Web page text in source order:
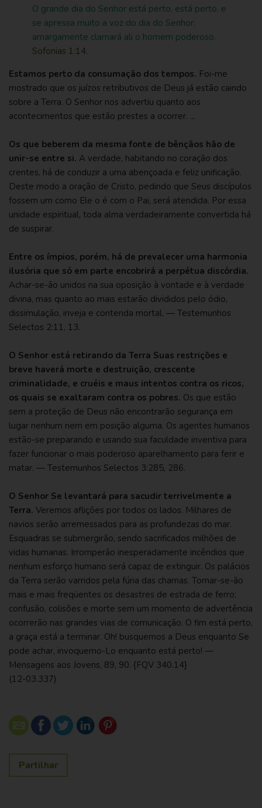
O grande dia do Senhor está perto, está perto, e
se apressa muito a voz do dia do Senhor;
amargamente clamará ali o homem poderoso.
Sofonias 1:14.
Estamos perto da consumação dos tempos. Foi-me
mostrado que os juízos retributivos de Deus já estão caindo
sobre a Terra. O Senhor nos advertiu quanto aos
acontecimentos que estão prestes a ocorrer. ...
Os que beberem da mesma fonte de bênçãos hão de
unir-se entre si. A verdade, habitando no coração dos
crentes, há de conduzir a uma abençoada e feliz unificação.
Deste modo a oração de Cristo, pedindo que Seus discípulos
fossem um como Ele o é com o Pai, será atendida. Por essa
unidade espiritual, toda alma verdadeiramente convertida há
de suspirar.
Entre os ímpios, porém, há de prevalecer uma harmonia
ilusória que só em parte encobrirá a perpétua discórdia.
Achar-se-ão unidos na sua oposição à vontade e à verdade
divina, mas quanto ao mais estarão divididos pelo ódio,
dissimulação, inveja e contenda mortal. — Testemunhos
Selectos 2:11, 13.
O Senhor está retirando da Terra Suas restrições e
breve haverá morte e destruição, crescente
criminalidade, e cruéis e maus intentos contra os ricos,
os quais se exaltaram contra os pobres. Os que estão
sem a proteção de Deus não encontrarão segurança em
lugar nenhum nem em posição alguma. Os agentes humanos
estão-se preparando e usando sua faculdade inventiva para
fazer funcionar o mais poderoso aparelhamento para ferir e
matar. — Testemunhos Selectos 3:285, 286.
O Senhor Se levantará para sacudir terrivelmente a
Terra. Veremos aflições por todos os lados. Milhares de
navios serão arremessados para as profundezas do mar.
Esquadras se submergirão, sendo sacrificados milhões de
vidas humanas. Irromperão inesperadamente incêndios que
nenhum esforço humano será capaz de extinguir. Os palácios
da Terra serão varridos pela fúria das chamas. Tornar-se-ão
mais e mais freqüentes os desastres de estrada de ferro;
confusão, colisões e morte sem um momento de advertência
ocorrerão nas grandes vias de comunicação. O fim está perto,
a graça está a terminar. Oh! busquemos a Deus enquanto Se
pode achar, invoquemo-Lo enquanto está perto! —
Mensagens aos Jovens, 89, 90. {FQV 340.14}
(12-03.337)
Partilhar